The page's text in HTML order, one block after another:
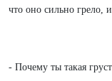
что оно сильно грело,
- Почему ты такая